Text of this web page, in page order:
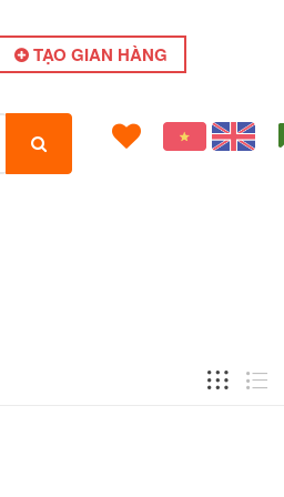
TẠO GIAN HÀNG